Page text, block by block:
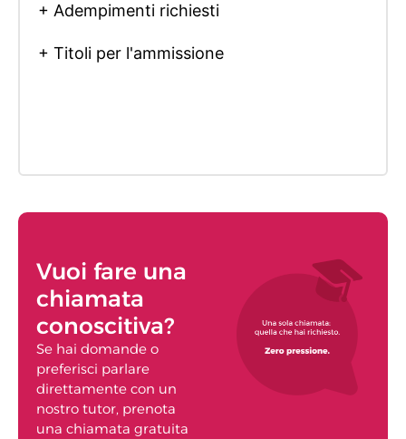
+ Adempimenti richiesti
+ Titoli per l'ammissione
Vuoi fare una
chiamata
conoscitiva?
Se hai domande o
preferisci parlare
direttamente con un
nostro tutor, prenota
una chiamata gratuita